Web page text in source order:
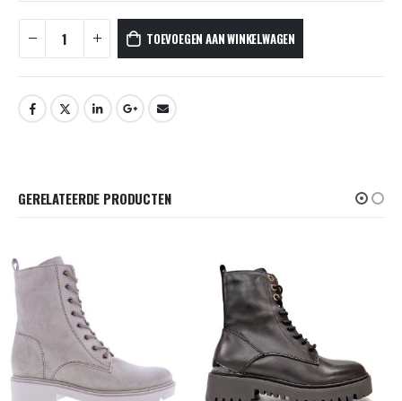
TOEVOEGEN AAN WINKELWAGEN
GERELATEERDE PRODUCTEN